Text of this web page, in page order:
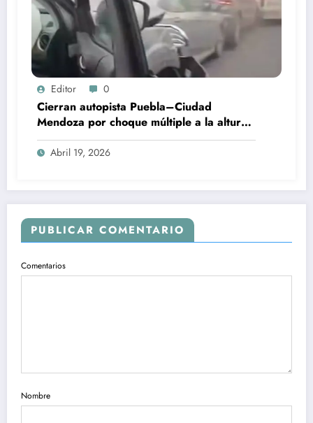
Editor 0
Cierran autopista Puebla–Ciudad
Mendoza por choque múltiple a la altura
de Esperanza
Abril 19, 2026
PUBLICAR COMENTARIO
Comentarios
Nombre